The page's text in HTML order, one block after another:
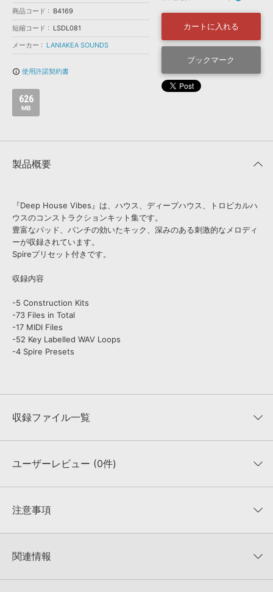
BGM »
次世代型 ボーカル・エディタ
映像のBGM・セリフを音声分離
SLS
商品コード
B4169
短縮コード
LSDL081
メーカー
LANIAKEA SOUNDS
info_outline 使用許諾契約書
626
MB
カートに入れる
ブックマーク
製品概要
『Deep House Vibes』は、ハウス、ディープハウス、トロピカルハ
ウスのコンストラクションキット集です。
豊富なパッド、パンチの効いたキック、深みのある刺激的なメロディ
ーが収録されています。
Spireプリセット付きです。
収録内容
-5 Construction Kits
-73 Files in Total
-17 MIDI Files
-52 Key Labelled WAV Loops
-4 Spire Presets
収録ファイル一覧
収録ファイル一覧
ユーザーレビュー (0件)
★★★★★
★5
★4
注意事項
KONTAKTフォーマットは、
でお使いいただけます。無償版のKONTAKT PLAYERではお使いい
関連情報